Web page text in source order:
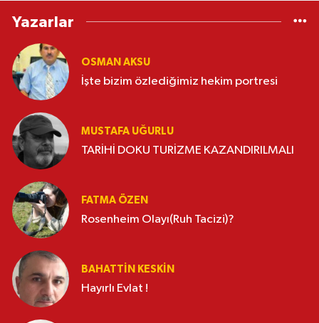
Yazarlar
OSMAN AKSU
İşte bizim özlediğimiz hekim portresi
MUSTAFA UĞURLU
TARİHİ DOKU TURİZME KAZANDIRILMALI
FATMA ÖZEN
Rosenheim Olayı(Ruh Tacizi)?
BAHATTIN KESKİN
Hayırlı Evlat !